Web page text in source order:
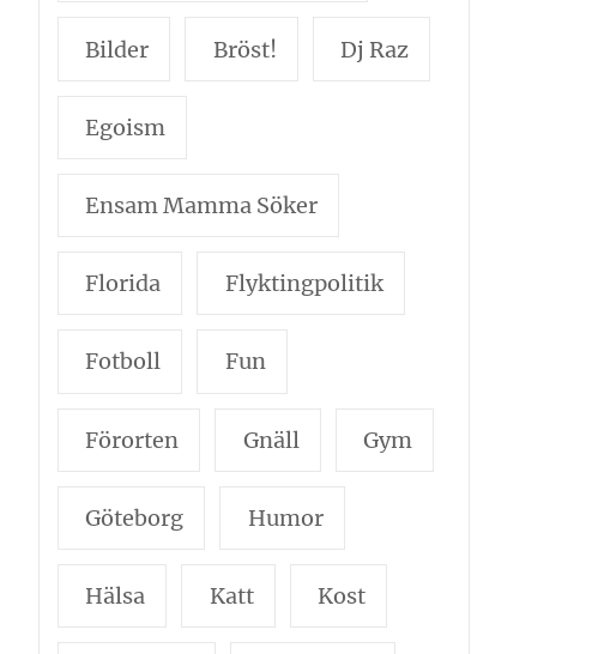
Bilder Bröst! Dj Raz
Egoism
Ensam Mamma Söker
Florida Flyktingpolitik
Fotboll Fun
Förorten Gnäll Gym
Göteborg Humor
Hälsa Katt Kost